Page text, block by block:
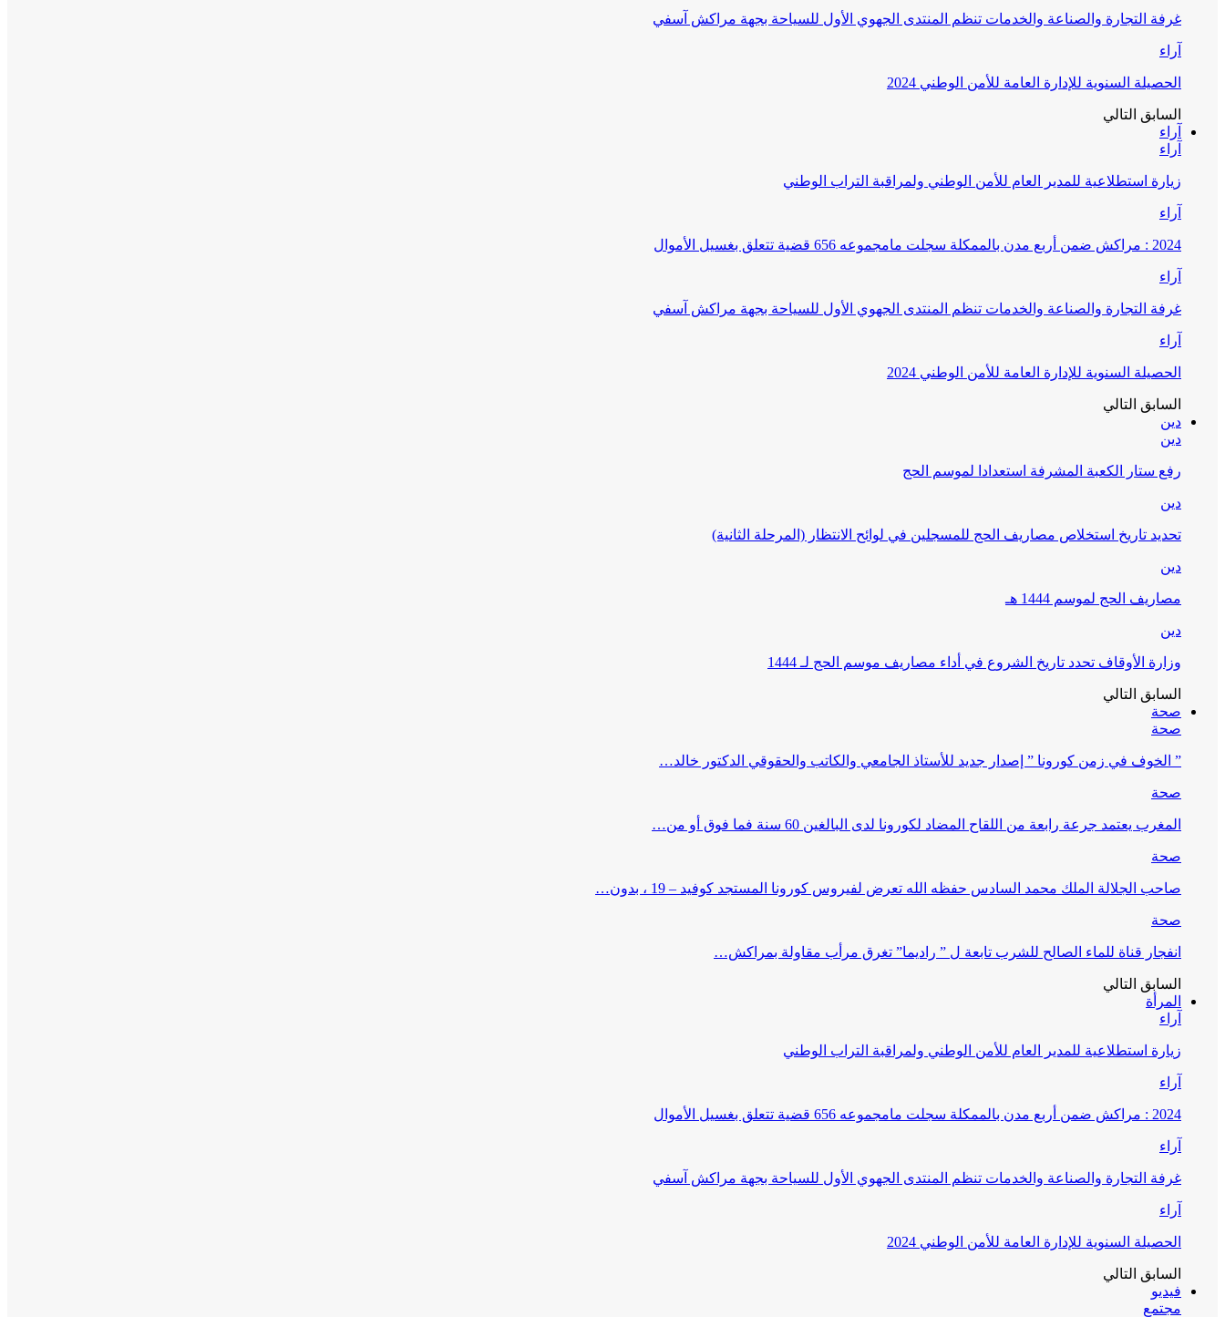
غرفة التجارة والصناعة والخدمات تنظم المنتدى الجهوي الأول للسياحة بجهة مراكش آسفي
آراء
الحصيلة السنوية للإدارة العامة للأمن الوطني 2024
السابق التالي
آراء
آراء
زيارة استطلاعية للمدير العام للأمن الوطني ولمراقبة التراب الوطني
آراء
2024 : مراكش ضمن أربع مدن بالممكلة سجلت مامجموعه 656 قضية تتعلق بغسيل الأموال
آراء
غرفة التجارة والصناعة والخدمات تنظم المنتدى الجهوي الأول للسياحة بجهة مراكش آسفي
آراء
الحصيلة السنوية للإدارة العامة للأمن الوطني 2024
السابق التالي
دين
دين
رفع ستار الكعبة المشرفة استعدادا لموسم الحج
دين
تحديد تاريخ استخلاص مصاريف الحج للمسجلين في لوائح الانتظار (المرحلة الثانية)
دين
مصاريف الحج لموسم 1444 هـ
دين
وزارة الأوقاف تحدد تاريخ الشروع في أداء مصاريف موسم الحج لـ 1444
السابق التالي
صحة
صحة
” الخوف في زمن كورونا ” إصدار جديد للأستاذ الجامعي والكاتب والحقوقي الدكتور خالد…
صحة
المغرب يعتمد جرعة رابعة من اللقاح المضاد لكورونا لدى البالغين 60 سنة فما فوق أو من…
صحة
صاحب الجلالة الملك محمد السادس حفظه الله تعرض لفيروس كورونا المستجد كوفيد – 19 ، بدون…
صحة
انفجار قناة للماء الصالح للشرب تابعة ل ” راديما” تغرق مرأب مقاولة بمراكش…
السابق التالي
المرأة
آراء
زيارة استطلاعية للمدير العام للأمن الوطني ولمراقبة التراب الوطني
آراء
2024 : مراكش ضمن أربع مدن بالممكلة سجلت مامجموعه 656 قضية تتعلق بغسيل الأموال
آراء
غرفة التجارة والصناعة والخدمات تنظم المنتدى الجهوي الأول للسياحة بجهة مراكش آسفي
آراء
الحصيلة السنوية للإدارة العامة للأمن الوطني 2024
السابق التالي
فيديو
مجتمع